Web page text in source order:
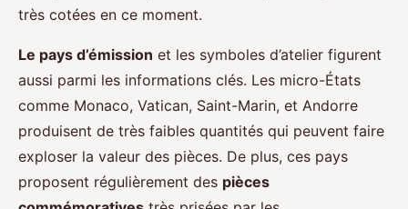
très cotées en ce moment.
Le pays d’émission et les symboles d’atelier figurent
aussi parmi les informations clés. Les micro-États
comme Monaco, Vatican, Saint-Marin, et Andorre
produisent de très faibles quantités qui peuvent faire
exploser la valeur des pièces. De plus, ces pays
proposent régulièrement des pièces